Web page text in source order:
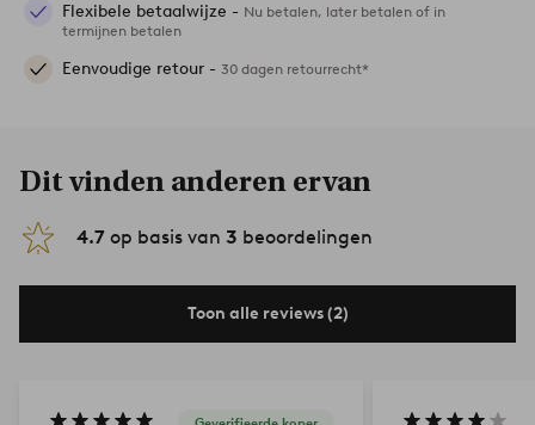
Flexibele betaalwijze - Nu betalen, later betalen of in
termijnen betalen
Eenvoudige retour - 30 dagen retourrecht*
Dit vinden anderen ervan
4.7 op basis van 3 beoordelingen
Toon alle reviews (2)